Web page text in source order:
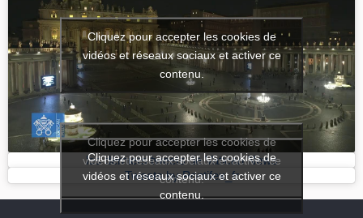
Cliquez pour accepter les cookies de
vidéos et réseaux sociaux et activer ce
contenu.
les derniers tweets de Vatican News
Cliquez pour accepter les cookies de
vidéos et réseaux sociaux et activer ce
contenu.
Tweets by Pontifex_fr
Cliquez pour accepter les cookies de
vidéos et réseaux sociaux et activer ce
contenu.